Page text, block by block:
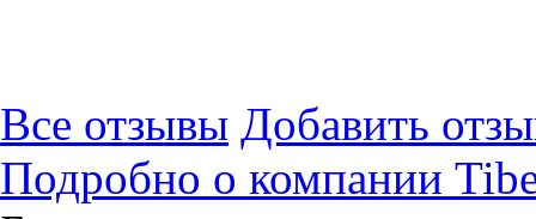
Все отзывы Добавить
Подробно о компании